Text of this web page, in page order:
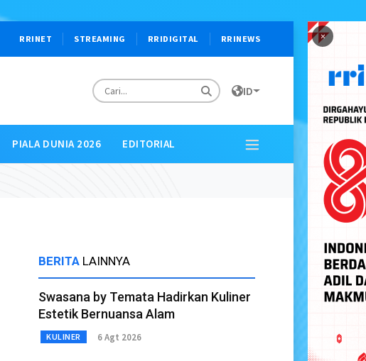
×
RRINET STREAMING RRIDIGITAL RRINEWS
ID
PIALA DUNIA 2026 EDITORIAL
BERITA LAINNYA
Swasana by Temata Hadirkan Kuliner
Estetik Bernuansa Alam
KULINER 6 Agt 2026